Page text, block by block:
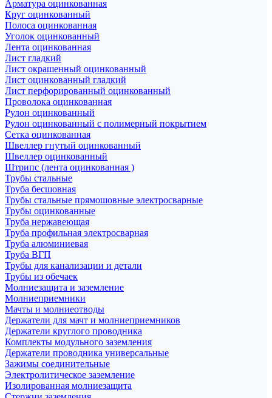
Арматура оцинкованная
Круг оцинкованный
Полоса оцинкованная
Уголок оцинкованный
Лента оцинкованная
Лист гладкий
Лист окрашенный оцинкованный
Лист оцинкованный гладкий
Лист перфорированный оцинкованный
Проволока оцинкованная
Рулон оцинкованный
Рулон оцинкованный с полимерный покрытием
Сетка оцинкованная
Швеллер гнутый оцинкованный
Швеллер оцинкованный
Штрипс (лента оцинкованная )
Трубы стальные
Труба бесшовная
Трубы стальные прямошовные электросварные
Трубы оцинкованные
Труба нержавеющая
Труба профильная электросварная
Труба алюминиевая
Труба ВГП
Трубы для канализации и детали
Трубы из обечаек
Молниезащита и заземление
Молниеприемники
Мачты и молниеотводы
Держатели для мачт и молниеприемников
Держатели круглого проводника
Комплекты модульного заземления
Держатели проводника универсальные
Зажимы соединительные
Электролитическое заземление
Изолированная молниезащита